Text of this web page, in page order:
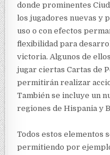
donde prominentes
los jugadores nuevas y
uso o con efectos
flexibilidad para
victoria. Algunos de
jugar ciertas Cartas de
permitirán realizar
También se incluye un
regiones de Hispania y
Todos estos elementos
permitiendo por